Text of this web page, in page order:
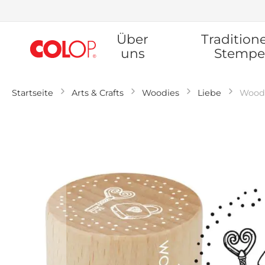
springen
Über
uns
Startseite Arts & Crafts Woodies Liebe